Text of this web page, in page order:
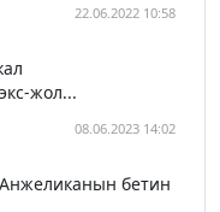
22.06.2022 10:58
жол...
08.06.2023 14:02
бетин